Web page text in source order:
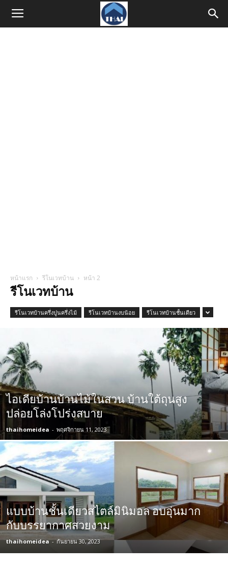
หน้าแรก รีโนเวทบ้าน หน้า 2
รีโนเวทบ้าน
รีโนเวทบ้านครึ่งปูนครึ่งไม้ รีโนเวทบ้านงบน้อย รีโนเวทบ้านชั้นเดียว
ไอเดียบ้านบ้านไม้ในสวน บ้านใต้ถุนสูง
ปล่อยโล่งโปร่งสบาย
thaihomeidea - พฤศจิกายน 11, 2023
แบบบ้านชั้นเดียวสไตล์มินิมอล อบอุ่นมาก
กับบรรยากาศสวยงาม
thaihomeidea - กันยายน 30, 2023